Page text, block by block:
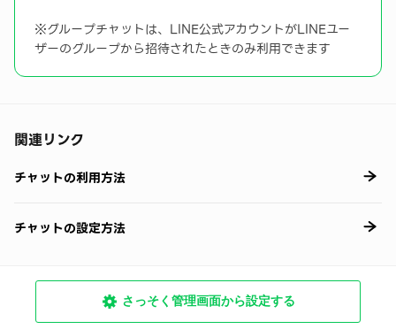
※グループチャットは、LINE公式アカウントがLINEユー
ザーのグループから招待されたときのみ利用できます
関連リンク
チャットの利用方法
チャットの設定方法
さっそく管理画面から設定する